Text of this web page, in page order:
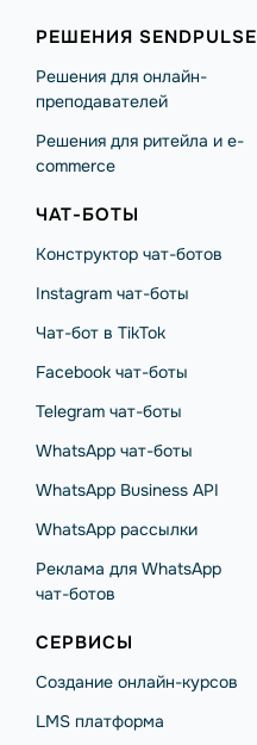
РЕШЕНИЯ SENDPULSE
Решения для онлайн-
преподавателей
Решения для ритейла и e-
commerce
ЧАТ-БОТЫ
Конструктор чат-ботов
Instagram чат-боты
Чат-бот в TikTok
Facebook чат-боты
Telegram чат-боты
WhatsApp чат-боты
WhatsApp Business API
WhatsApp рассылки
Реклама для WhatsApp
чат-ботов
СЕРВИСЫ
Создание онлайн-курсов
LMS платформа